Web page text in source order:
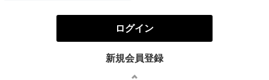
ログイン
新規会員登録